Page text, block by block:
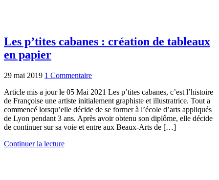
Les p’tites cabanes : création de tableaux
en papier
29 mai 2019 1 Commentaire
Article mis a jour le 05 Mai 2021 Les p’tites cabanes, c’est l’histoire
de Françoise une artiste initialement graphiste et illustratrice. Tout a
commencé lorsqu’elle décide de se former à l’école d’arts appliqués
de Lyon pendant 3 ans. Après avoir obtenu son diplôme, elle décide
de continuer sur sa voie et entre aux Beaux-Arts de […]
Continuer la lecture